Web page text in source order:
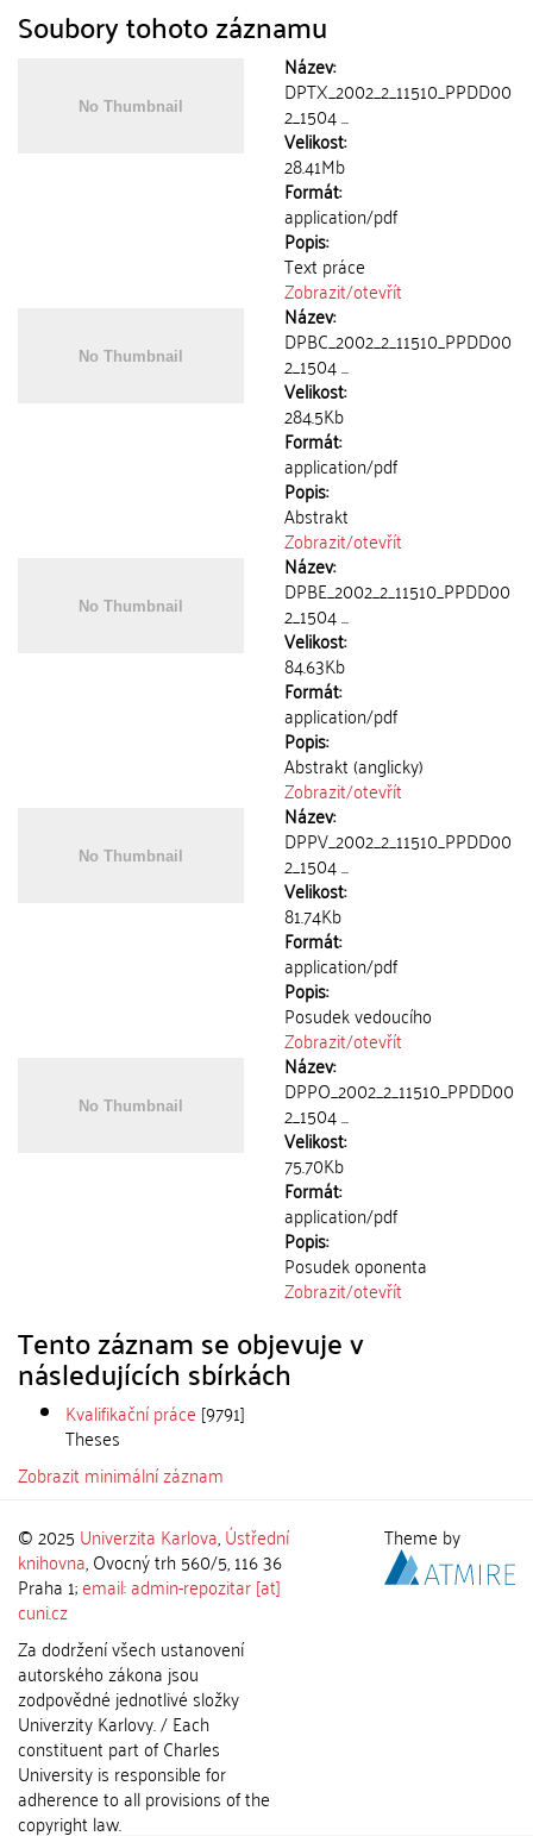
Soubory tohoto záznamu
Název:
DPTX_2002_2_11510_PPDD00
2_1504 ...
Velikost:
28.41Mb
Formát:
application/pdf
Popis:
Text práce
Zobrazit/otevřít
Název:
DPBC_2002_2_11510_PPDD00
2_1504 ...
Velikost:
284.5Kb
Formát:
application/pdf
Popis:
Abstrakt
Zobrazit/otevřít
Název:
DPBE_2002_2_11510_PPDD00
2_1504 ...
Velikost:
84.63Kb
Formát:
application/pdf
Popis:
Abstrakt (anglicky)
Zobrazit/otevřít
Název:
DPPV_2002_2_11510_PPDD00
2_1504 ...
Velikost:
81.74Kb
Formát:
application/pdf
Popis:
Posudek vedoucího
Zobrazit/otevřít
Název:
DPPO_2002_2_11510_PPDD00
2_1504 ...
Velikost:
75.70Kb
Formát:
application/pdf
Popis:
Posudek oponenta
Zobrazit/otevřít
Tento záznam se objevuje v
následujících sbírkách
Kvalifikační práce [9791]
Theses
Zobrazit minimální záznam
© 2025 Univerzita Karlova,Ústřední
knihovna, Ovocný trh 560/5, 116 36
Praha 1;email: admin-repozitar [at]
cuni.cz
Za dodržení všech ustanovení
autorského zákona jsou
zodpovědné jednotlivé složky
Univerzity Karlovy. / Each
constituent part of Charles
University is responsible for
adherence to all provisions of the
copyright law.
Theme by